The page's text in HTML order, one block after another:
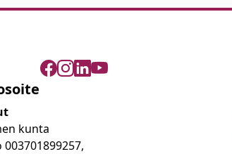
kunta